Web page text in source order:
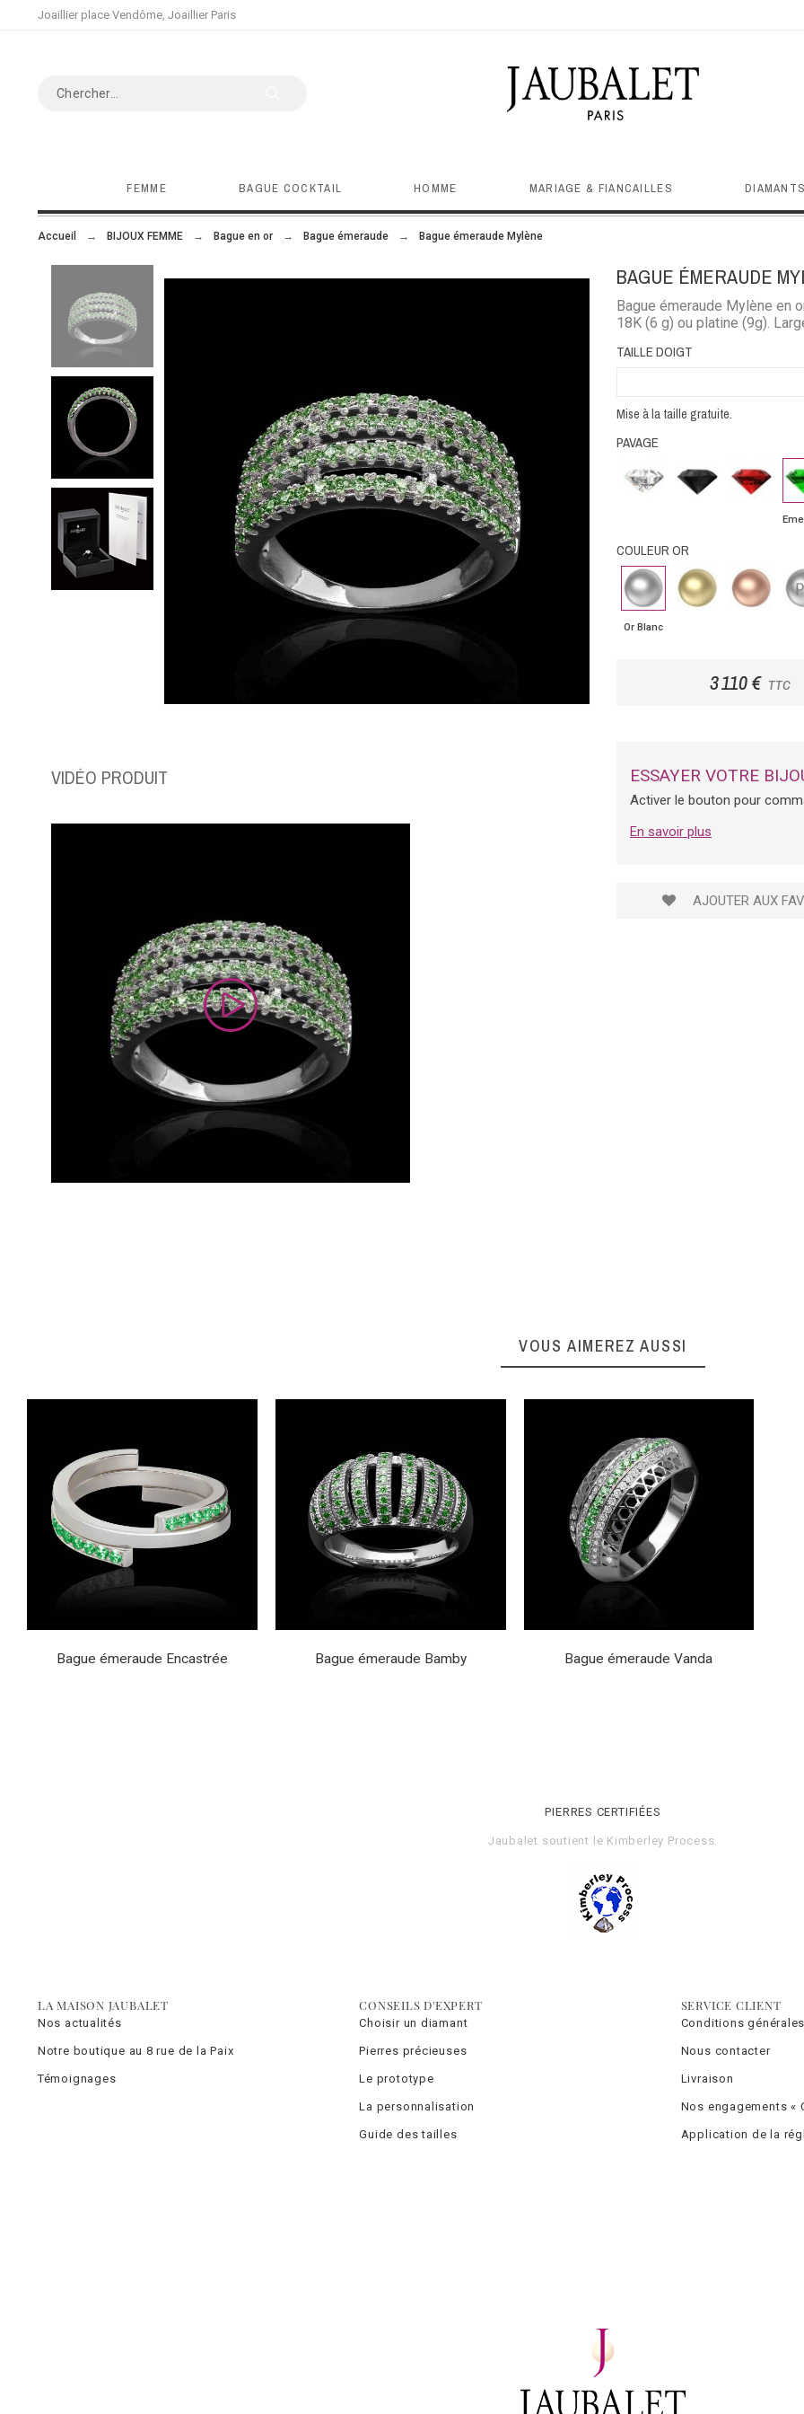
Joaillier place Vendôme, Joaillier Paris
FEMME BAGUE COCKTAIL HOMME MARIAGE & FIANCAILLES
Accueil BIJOUX FEMME Bague en or Bague émeraude Bague émeraude Mylène
VIDÉO PRODUIT
BAGUE ÉMERAUDE
Bague émeraude Mylène en
18K (6 g) ou platine (9g).
TAILLE DOIGT
Mise à la taille gratuite.
PAVAGE
Diamant
Diamant
noir
Rubis
COULEUR OR
Or
Blanc
Or Blanc
Or
Jaune
Or
Rose
3 110 € TTC
ESSAYER VOTRE
Activer le bouton pour
En savoir plus
AJOUTER AUX
VOUS AIMEREZ AUSSI
Bague émeraude Encastrée Bague émeraude Bamby Bague émeraude Vanda
PIERRES CERTIFIÉES
Jaubalet soutient le Kimberley Process
LA MAISON JAUBALET
Nos actualités
Notre boutique au 8 rue de la Paix
Témoignages
CONSEILS D'EXPERT
Choisir un diamant
Pierres précieuses
Le prototype
La personnalisation
Guide des tailles
SERVICE CLIENT
Conditions
Nous contacter
Livraison
Nos engagements «
Application de la